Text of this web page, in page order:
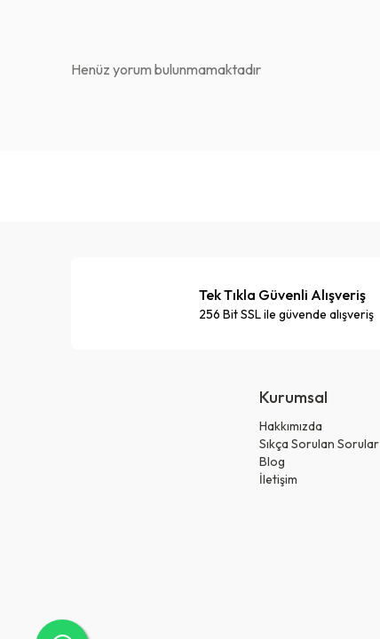
Henüz yorum bulunmamaktadır
Tek Tıkla Güvenli Alışveriş
256 Bit SSL ile güvende alışveriş
Kurumsal
Hakkımızda
Sıkça Sorulan Sorular
Blog
İletişim